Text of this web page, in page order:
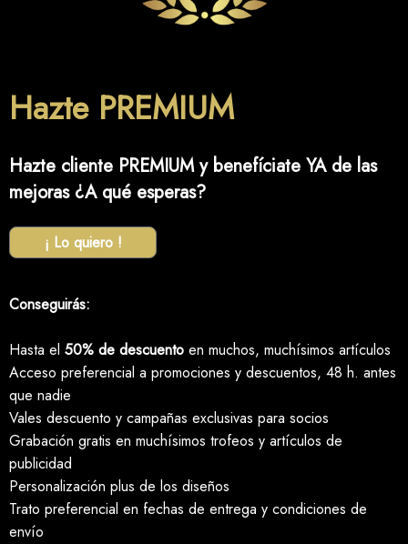
Hazte PREMIUM
Hazte cliente PREMIUM y benefíciate YA de las
mejoras ¿A qué esperas?
¡ Lo quiero !
Conseguirás:
Hasta el 50% de descuento en muchos, muchísimos artículos
Acceso preferencial a promociones y descuentos, 48 h. antes
que nadie
Vales descuento y campañas exclusivas para socios
Grabación gratis en muchísimos trofeos y artículos de
publicidad
Personalización plus de los diseños
Trato preferencial en fechas de entrega y condiciones de
envío